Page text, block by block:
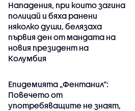
Нападения, при които загина
полицай и бяха ранени
няколко души, белязаха
първия ден от мандата на
новия президент на
Колумбия
Епидемията „Фентанил”:
Повечето от
употребяващите не знаят,